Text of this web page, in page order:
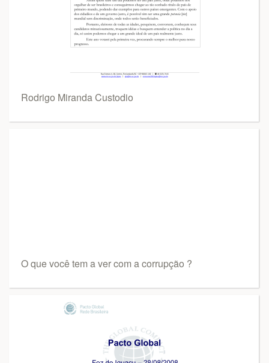
Rodrigo Miranda Custodio
O que você tem a ver com a corrupção ?